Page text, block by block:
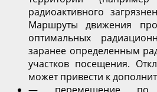
радиоактивного
Маршруты движения
оптимальных
заранее определенным
участков посещения.
может привести к